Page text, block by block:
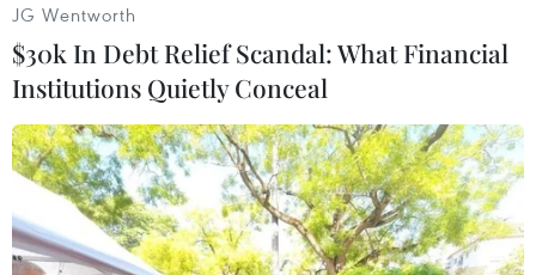
#Apple #iPad 4 #Thiết bị mới #Ra mắt
Theo dõi VietnamPlus
JG Wentworth
$30k In Debt Relief Scandal: What Financial
Institutions Quietly Conceal